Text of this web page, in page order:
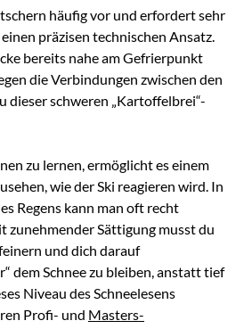
häufig vor und erfordert sehr
präzisen technischen Ansatz.
bereits nahe am Gefrierpunkt
die Verbindungen zwischen den
dieser schweren „Kartoffelbrei“-
zu lernen, ermöglicht es einem
wie der Ski reagieren wird. In
Regens kann man oft recht
zunehmender Sättigung musst du
und dich darauf
dem Schnee zu bleiben, anstatt tief
Niveau des Schneelesens
Profi- und Masters-